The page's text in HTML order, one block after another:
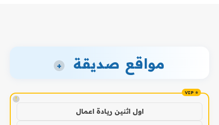
مواقع صديقة +
!
اول اثنين ريادة اعمال